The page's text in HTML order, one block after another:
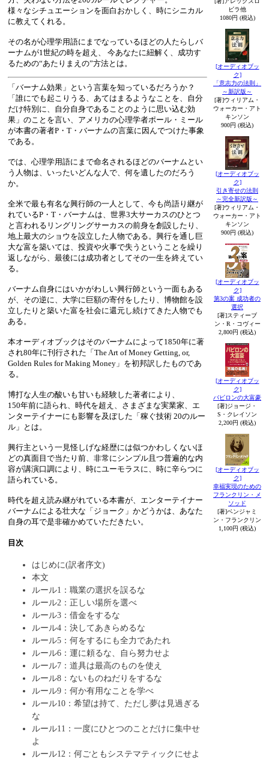
様々なシチュエーションを面白おかしく、時にシニカル
に教えてくれる。
その名が心理学用語にまでなっているほどの人たらしバ
ーナムが1世紀の時を超え、 今あなたに紐解く、成功す
るための“あたりまえの”方法とは。
「バーナム効果」という言葉を知っているだろうか？
「誰にでも起こりうる、あてはまるようなことを、自分
だけ特別に、自分自身であることのように思い込む効
果」のことを言い、アメリカの心理学者ポール・ミール
が本書の著者P・T・バーナムの言葉に因んでつけた事象
である。
では、心理学用語にまで命名されるほどのバーナムとい
う人物は、いったいどんな人で、何を遺したのだろう
か。
全米で最も有名な興行師の一人として、今も尚語り継が
れているP・T・バーナムは、世界3大サーカスのひとつ
と言われるリングリングサーカスの前身を創設したり、
地上最大のショウを設立した人物である。興行を通し巨
大な富を築いては、投資や火事で失うということを繰り
返しながら、最後には成功者としてその一生を終えてい
る。
バーナム自身にはいかがわしい興行師という一面もある
が、その逆に、大学に巨額の寄付をしたり、博物館を設
立したりと築いた富を社会に還元し続けてきた人物でも
ある。
本オーディオブックはそのバーナムによって1850年に著
され80年に刊行された「The Art of Money Getting, or,
Golden Rules for Making Money」を初邦訳したものであ
る。
博打な人生の酸いも甘いも経験した著者により、
150年前に語られ、時代を超え、さまざまな実業家、エ
ンターテイナーにも影響を及ぼした「稼ぐ技術 20のルー
ル」とは。
興行主という一見怪しげな経歴には似つかわしくないほ
どの真面目で当たり前、非常にシンプル且つ普遍的な内
容が講演口調により、時にユーモラスに、時に辛らつに
語られている。
時代を超え読み継がれている本書が、エンターテイナー
バーナムによる壮大な「ジョーク」かどうかは、あなた
自身の耳で是非確かめていただきたい。
目次
はじめに(訳者序文)
本文
ルール1：職業の選択を誤るな
ルール2：正しい場所を選べ
ルール3：借金をするな
ルール4：決してあきらめるな
ルール5：何をするにも全力であたれ
ルール6：運に頼るな、自ら努力せよ
ルール7：道具は最高のものを使え
ルール8：ないものねだりをするな
ルール9：何か有用なことを学べ
ルール10：希望は持て、ただし夢は見過ぎる
な
ルール11：一度にひとつのことだけに集中せ
よ
ルール12：何ごともシステマティックにせよ
ビラ他
1080円 (税込)
[オーディオブッ
ク]
「意志力の法則」
～新訳版～
[著]ウィリアム・
ウォーカー・アト
キンソン
900円 (税込)
[オーディオブッ
ク]
引き寄せの法則
～完全新訳版～
[著]ウィリアム・
ウォーカー・アト
キンソン
900円 (税込)
[オーディオブッ
ク]
第3の案 成功者の
選択
[著]スティーブ
ン・R・コヴィー
2,800円 (税込)
[オーディオブッ
ク]
バビロンの大富豪
[著]ジョージ・
S・クレイソン
2,200円 (税込)
[オーディオブッ
ク]
幸福実現のための
フランクリン・メ
ソッド
[著]ベンジャミ
ン・フランクリン
1,100円 (税込)